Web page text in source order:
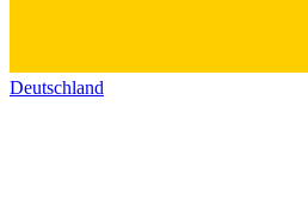
Deutschland